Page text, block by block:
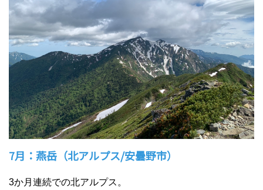
7月：燕岳（北アルプス/安曇野市）
3か月連続での北アルプス。